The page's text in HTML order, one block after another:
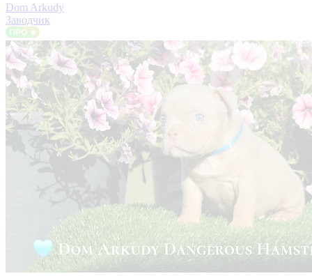
Dom Arkudy
Заводчик